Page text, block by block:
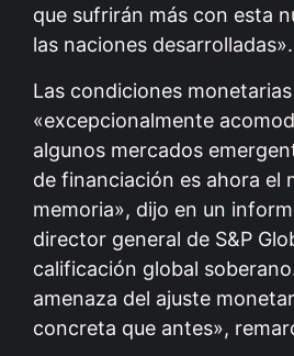
que sufrirán más con esta
las naciones desarrolladas».
Las condiciones
«excepcionalmente
algunos mercados
de financiación es ahora el
memoria», dijo en un
director general de S&P
calificación global
amenaza del ajuste
concreta que antes»,